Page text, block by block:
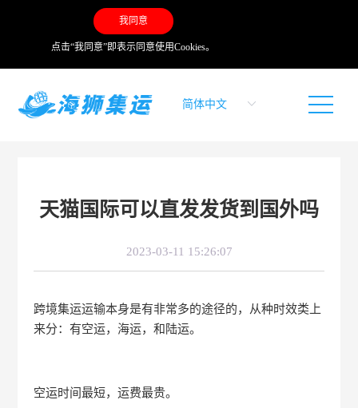
我同意
点击“我同意”即表示同意使用Cookies。
天猫国际可以直发发货到国外吗
2023-03-11 15:26:07
跨境集运运输本身是有非常多的途径的，从种时效类上
来分：有空运，海运，和陆运。
空运时间最短，运费最贵。